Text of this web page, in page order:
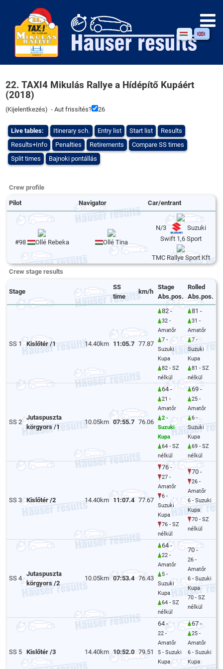
22. TAXI4 Mikulás Rallye a Hídépítő Kupáért
(2018)
(Kijelentkezés) - Aut frissítés? 26
Live tables: Itinerary sch. Entry list Start list
Results
Results+Info
Penalties Retirements
Compare SS times
Split times
Bajnoki pontállás
Crew profile
Pilot Navigator Car/entrant
#98 Ollé Rebeka Ollé Tina
N/3
Suzuki
Swift 1,6 Sport
TMC Rallye Sport Kft
Crew stage results
Stage
SS
time
km/h
Stage
Abs.pos.
Rolled
Abs.pos.
SS 1 Kislőtér /1 14.40km 11:05.7 77.87
82 -
32 -
Amatőr
7 -
Suzuki
Kupa
82 - SZ
nélkül
81 -
31 -
Amatőr
7 -
Suzuki
Kupa
81 - SZ
nélkül
SS 2
Jutaspuszta
körgyors /1
10.05km 07:55.7 76.06
64 -
21 -
Amatőr
2 -
Suzuki
Kupa
64 - SZ
nélkül
69 -
25 -
Amatőr
6 -
Suzuki
Kupa
69 - SZ
nélkül
SS 3 Kislőtér /2 14.40km 11:07.4 77.67
76 -
27 -
Amatőr
6 -
Suzuki
Kupa
76 - SZ
nélkül
70 -
26 -
Amatőr
6 - Suzuki
Kupa
70 - SZ
nélkül
SS 4
Jutaspuszta
körgyors /2
10.05km 07:53.4 76.43
64 -
22 -
Amatőr
5 -
Suzuki
Kupa
64 - SZ
nélkül
70 -
26 -
Amatőr
6 - Suzuki
Kupa
70 - SZ
nélkül
SS 5 Kislőtér /3 14.40km 10:52.0 79.51
64 -
22 -
Amatőr
5 - Suzuki
Kupa
67 -
25 -
Amatőr
6 - Suzuki
Kupa